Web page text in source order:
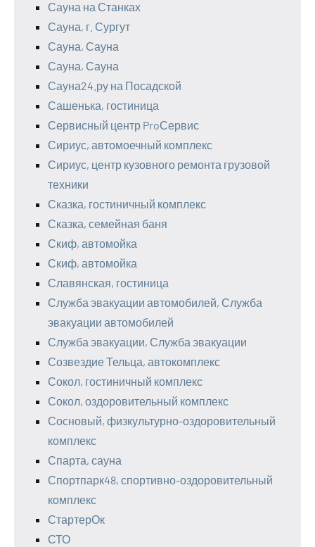
Сауна на Станках
Сауна, г. Сургут
Сауна, Сауна
Сауна, Сауна
Сауна24.ру на Посадской
Сашенька, гостиница
Сервисный центр ProСервис
Сириус, автомоечный комплекс
Сириус, центр кузовного ремонта грузовой
техники
Сказка, гостиничный комплекс
Сказка, семейная баня
Скиф, автомойка
Скиф, автомойка
Славянская, гостиница
Служба эвакуации автомобилей, Служба
эвакуации автомобилей
Служба эвакуации, Служба эвакуации
Созвездие Тельца, автокомплекс
Сокол, гостиничный комплекс
Сокол, оздоровительный комплекс
Сосновый, физкультурно-оздоровительный
комплекс
Спарта, сауна
Спортпарк48, спортивно-оздоровительный
комплекс
СтартерОк
СТО